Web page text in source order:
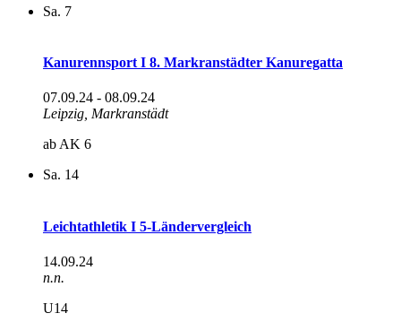
Sa. 7
Kanurennsport I 8. Markranstädter Kanuregatta
07.09.24 - 08.09.24
Leipzig, Markranstädt
ab AK 6
Sa. 14
Leichtathletik I 5-Ländervergleich
14.09.24
n.n.
U14